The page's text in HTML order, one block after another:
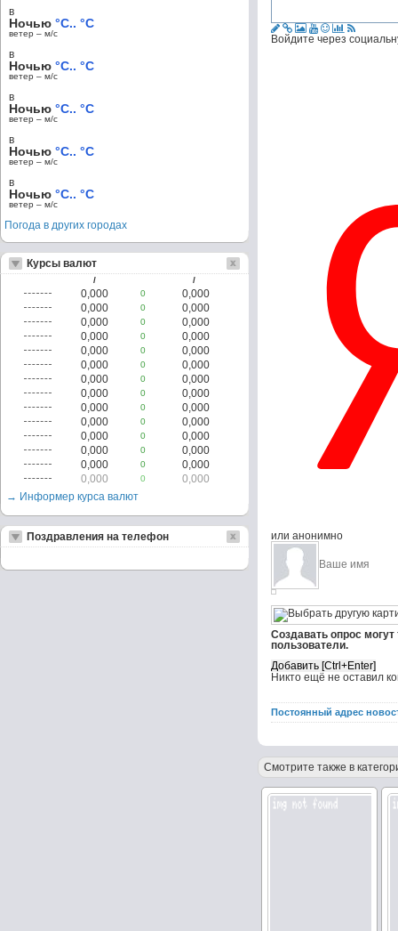
Войдите через
или анонимно
Создавать опрос
пользователи.
Никто ещё не оставил
Постоянный адрес
Смотрите также в
в
Ночью °C.. °C
ветер – м/c
в
Ночью °C.. °C
ветер – м/c
в
Ночью °C.. °C
ветер – м/c
в
Ночью °C.. °C
ветер – м/c
в
Ночью °C.. °C
ветер – м/c
Погода в других городах
Курсы валют
/ /
0,000 0
0,000
0,000
0
0,000
0,000
0
0,000
0,000
0
0,000
0,000
0
0,000
0,000
0
0,000
0,000
0
0,000
0,000
0
0,000
0,000
0
0,000
0,000
0
0,000
0,000
0
0,000
0,000
0
0,000
0,000
0
0,000
0,000
0
0,000
→ Информер курса валют
Поздравления на телефон